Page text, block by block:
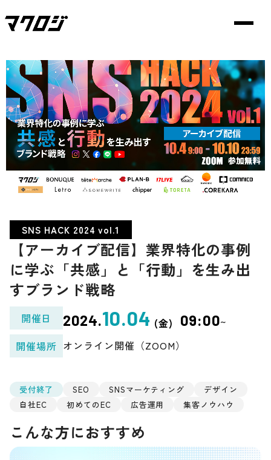
SNS HACK 2024 vol.1
【アーカイブ配信】業界特化の事例
に学ぶ「共感」と「行動」を生み出
すブランド戦略
開催日 2024.10.04 (金) 09:00~
開催場所 オンライン開催（ZOOM）
受付終了 SEO SNSマーケティング
デザイン
自社EC
初めてのEC 広告運用 集客ノウハウ
こんな方におすすめ